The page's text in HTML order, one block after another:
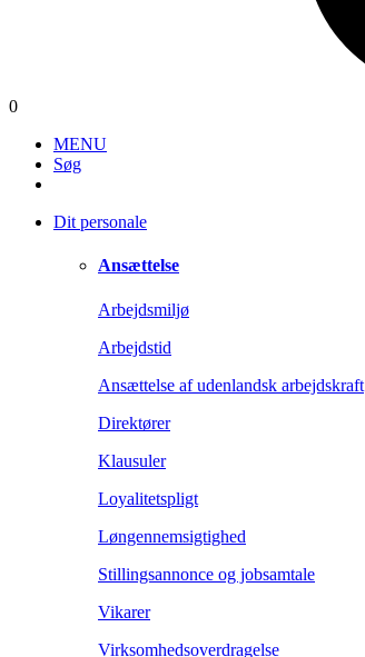
0
MENU
Søg
Dit personale
Ansættelse
Arbejdsmiljø
Arbejdstid
Ansættelse af udenlandsk arbejdskraft
Direktører
Klausuler
Loyalitetspligt
Løngennemsigtighed
Stillingsannonce og jobsamtale
Vikarer
Virksomhedsoverdragelse